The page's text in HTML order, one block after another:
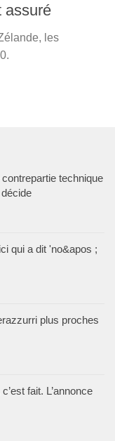
assuré
les
technique
qui a dit 'no&apos ;
plus proches
fait. L’annonce